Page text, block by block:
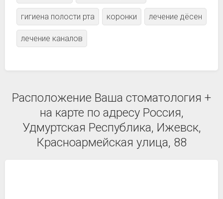
гигиена полости рта коронки лечение дёсен
лечение каналов
Расположение Ваша стоматология +
на карте по адресу Россия,
Удмуртская Республика, Ижевск,
Красноармейская улица, 88